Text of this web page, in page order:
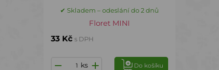
✔ Skladem – odeslání do 2 dnů
Floret MINI
33 Kč s DPH
ks Do košíku